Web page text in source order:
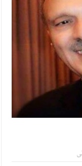
قانون الملكية العقارية
ويؤكد حرص مجلس
إلى مراجعة منصة خدمة
مجموعة من رفاق السلاح
من العاهل البحريني
ومزيدا من التوفيق